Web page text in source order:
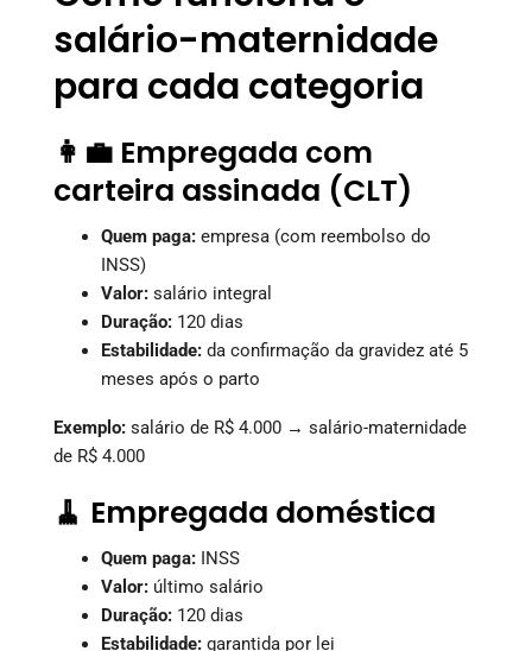
salário-maternidade
para cada categoria
👩‍💼 Empregada com
carteira assinada (CLT)
Quem paga: empresa (com reembolso do
INSS)
Valor: salário integral
Duração: 120 dias
Estabilidade: da confirmação da gravidez até 5
meses após o parto
Exemplo: salário de R$ 4.000 → salário-maternidade
de R$ 4.000
🧹 Empregada doméstica
Quem paga: INSS
Valor: último salário
Duração: 120 dias
Estabilidade: garantida por lei